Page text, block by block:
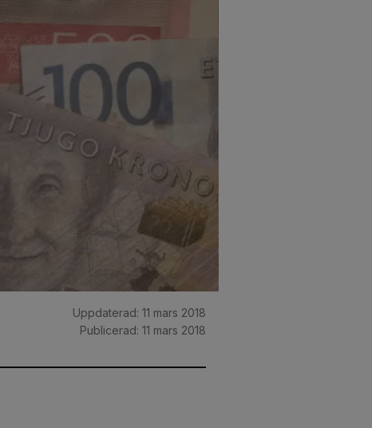
Uppdaterad: 11 mars 2018
Publicerad: 11 mars 2018